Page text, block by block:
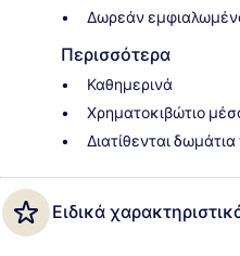
Δωρεάν
Περισσότερα
Καθημερινά
Χρηματοκιβώτιο
Διατίθενται
Ειδικά